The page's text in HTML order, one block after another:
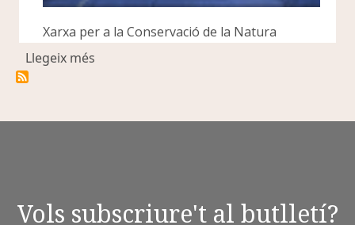
Xarxa per a la Conservació de la Natura
Llegeix més
Vols subscriure't al butlletí?